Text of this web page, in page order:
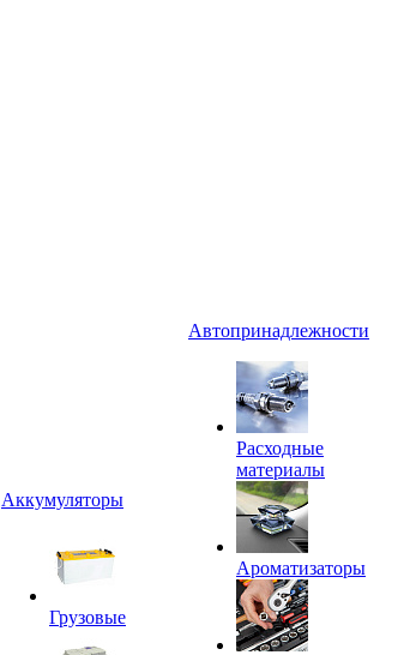
Аккумуляторы
Грузовые
Автопринадлежности
Расходные
материалы
Ароматизаторы